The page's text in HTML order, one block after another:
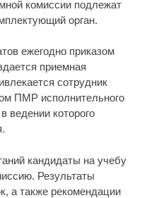
комиссии подлежат
орган.
ежегодно приказом
приемная
сотрудник
ПМР исполнительного
ведении которого
кандидаты на учебу
Результаты
а также рекомендации